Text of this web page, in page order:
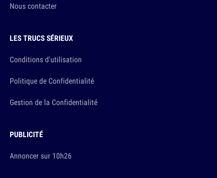
Nous contacter
LES TRUCS SÉRIEUX
Conditions d'utilisation
Politique de Confidentialité
Gestion de la Confidentialité
PUBLICITÉ
Annoncer sur 10h26